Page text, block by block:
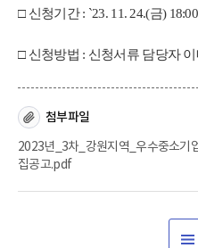
□ 신청기간 : `23. 11. 24.(금)
□ 신청방법 : 신청서류 담당자 이
첨부파일
2023년_3차_강원지역_우수중소기
집공고.pdf